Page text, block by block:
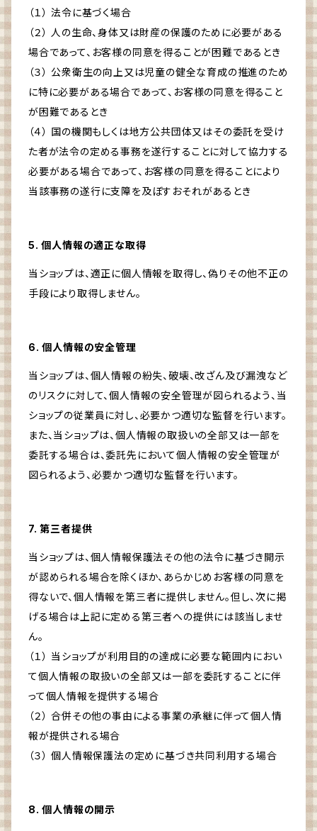
（１） 法令に基づく場合
（２） 人の生命、身体又は財産の保護のために必要がある
場合であって、お客様の同意を得ることが困難であるとき
（３） 公衆衛生の向上又は児童の健全な育成の推進のため
に特に必要がある場合であって、お客様の同意を得ること
が困難であるとき
（４） 国の機関もしくは地方公共団体又はその委託を受け
た者が法令の定める事務を遂行することに対して協力する
必要がある場合であって、お客様の同意を得ることにより
当該事務の遂行に支障を及ぼすおそれがあるとき
5. 個人情報の適正な取得
当ショップは、適正に個人情報を取得し、偽りその他不正の
手段により取得しません。
6. 個人情報の安全管理
当ショップは、個人情報の紛失、破壊、改ざん及び漏洩など
のリスクに対して、個人情報の安全管理が図られるよう、当
ショップの従業員に対し、必要かつ適切な監督を行います。
また、当ショップは、個人情報の取扱いの全部又は一部を
委託する場合は、委託先において個人情報の安全管理が
図られるよう、必要かつ適切な監督を行います。
7. 第三者提供
当ショップは、個人情報保護法その他の法令に基づき開示
が認められる場合を除くほか、あらかじめお客様の同意を
得ないで、個人情報を第三者に提供しません。但し、次に掲
げる場合は上記に定める第三者への提供には該当しませ
ん。
（１） 当ショップが利用目的の達成に必要な範囲内におい
て個人情報の取扱いの全部又は一部を委託することに伴
って個人情報を提供する場合
（２） 合併その他の事由による事業の承継に伴って個人情
報が提供される場合
（３） 個人情報保護法の定めに基づき共同利用する場合
8. 個人情報の開示